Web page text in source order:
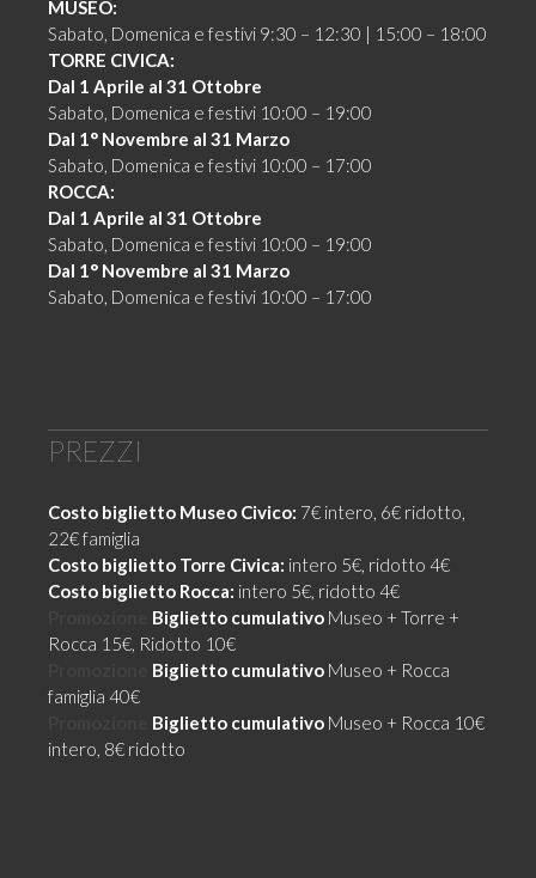
MUSEO:
Sabato, Domenica e festivi 9:30 – 12:30 | 15:00 – 18:00
TORRE CIVICA:
Dal 1 Aprile al 31 Ottobre
Sabato, Domenica e festivi 10:00 – 19:00
Dal 1° Novembre al 31 Marzo
Sabato, Domenica e festivi 10:00 – 17:00
ROCCA:
Dal 1 Aprile al 31 Ottobre
Sabato, Domenica e festivi 10:00 – 19:00
Dal 1° Novembre al 31 Marzo
Sabato, Domenica e festivi 10:00 – 17:00
PREZZI
Costo biglietto Museo Civico: 7€ intero, 6€ ridotto,
22€ famiglia
Costo biglietto Torre Civica: intero 5€, ridotto 4€
Costo biglietto Rocca: intero 5€, ridotto 4€
Biglietto cumulativo Museo + Torre +
Rocca 15€, Ridotto 10€
Biglietto cumulativo Museo + Rocca
famiglia 40€
Biglietto cumulativo Museo + Rocca 10€
intero, 8€ ridotto